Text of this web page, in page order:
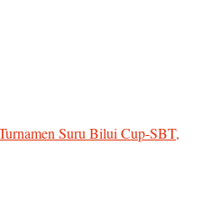
Suru Bilui Cup-SBT,